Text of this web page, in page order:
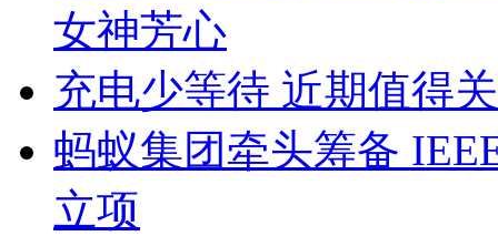
女神芳心
充电少等待 近期值得
蚂蚁集团牵头筹备
立项